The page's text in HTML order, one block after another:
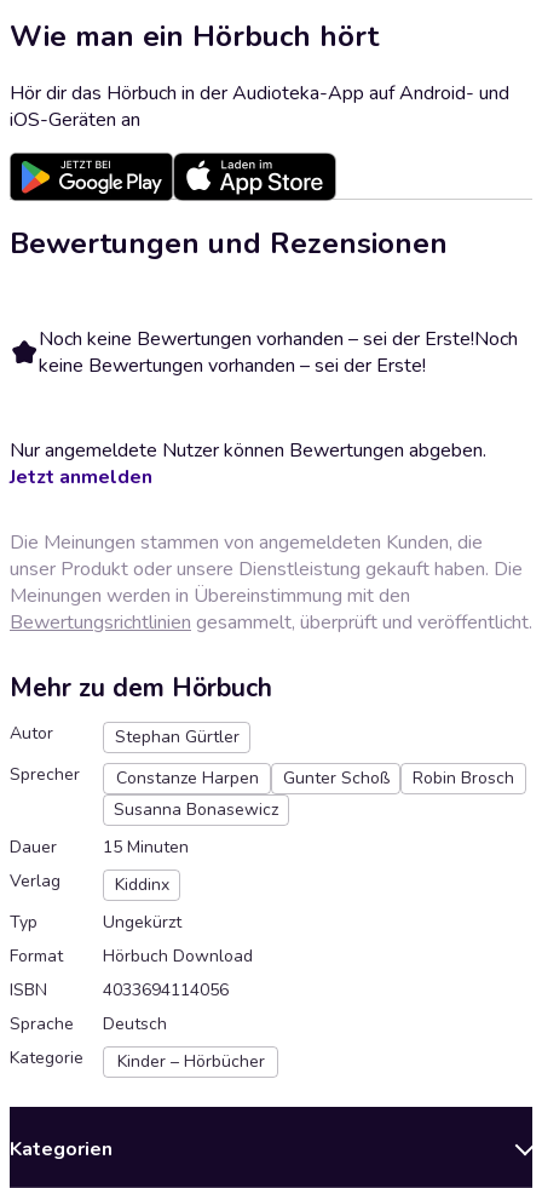
Wie man ein Hörbuch hört
Hör dir das Hörbuch in der Audioteka-App auf Android- und
iOS-Geräten an
Bewertungen und Rezensionen
Noch keine Bewertungen vorhanden – sei der Erste!Noch
keine Bewertungen vorhanden – sei der Erste!
Nur angemeldete Nutzer können Bewertungen abgeben.
Jetzt anmelden
Die Meinungen stammen von angemeldeten Kunden, die
unser Produkt oder unsere Dienstleistung gekauft haben. Die
Meinungen werden in Übereinstimmung mit den
Bewertungsrichtlinien gesammelt, überprüft und veröffentlicht.
Mehr zu dem Hörbuch
Autor
Stephan Gürtler
Sprecher
Constanze Harpen Gunter Schoß
Robin Brosch
Susanna Bonasewicz
Dauer
15 Minuten
Verlag
Kiddinx
Typ
Ungekürzt
Format
Hörbuch Download
ISBN
4033694114056
Sprache
Deutsch
Kategorie
Kinder – Hörbücher
Kategorien